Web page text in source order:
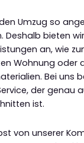
Umzug so
Deshalb bieten
an, wie
Wohnung oder
Bei uns
der genau
ist.
von unserer